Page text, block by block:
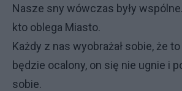
Nasze sny wówczas były
kto oblega Miasto.
Każdy z nas wyobrażał sobie, że to
będzie ocalony, on się nie ugnie i
sobie.